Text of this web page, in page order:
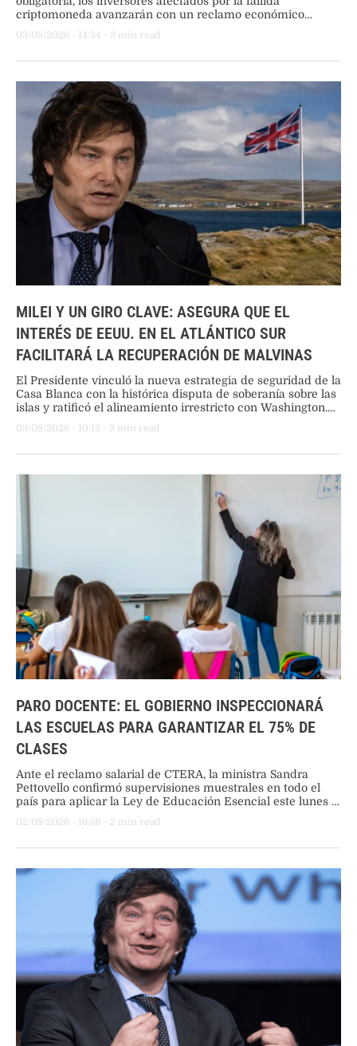
criptomoneda avanzarán con un reclamo económico
investigación penal en curso, mientras la Cámara Federal
03/08/2026 - 14:34 - 3 min read
MILEI Y UN GIRO CLAVE: ASEGURA QUE EL
INTERÉS DE EEUU. EN EL ATLÁNTICO SUR
FACILITARÁ LA RECUPERACIÓN DE MALVINAS
El Presidente vinculó la nueva estrategia de seguridad de la
Casa Blanca con la histórica disputa de soberanía sobre las
islas y ratificó el alineamiento irrestricto con Washington.
Además, defendió la reforma del Banco Central para
prohibir el financiamiento al Tesoro.
03/08/2026 - 10:13 - 3 min read
PARO DOCENTE: EL GOBIERNO INSPECCIONARÁ
LAS ESCUELAS PARA GARANTIZAR EL 75% DE
CLASES
Ante el reclamo salarial de CTERA, la ministra Sandra
Pettovello confirmó supervisiones muestrales en todo el
país para aplicar la Ley de Educación Esencial este lunes 3
02/08/2026 - 16:36 - 2 min read